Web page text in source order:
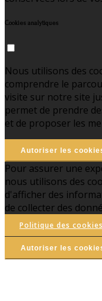
Cookies analytiques
Nous utilisons des
comprendre le
visite sur notre site
permet de prendre
et de proposer les
Autoriser les
Pour assurer une
nous utilisons des
d'afficher des
de collecter des
Politique des cookies
Autoriser les